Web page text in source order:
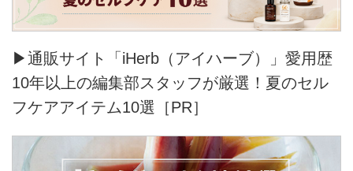
▶通販サイト「iHerb（アイハーブ）」愛用歴
10年以上の編集部スタッフが厳選！夏のセル
フケアアイテム10選［PR］